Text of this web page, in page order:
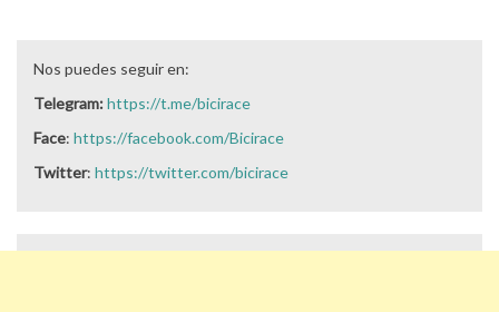
Nos puedes seguir en:
Telegram:https://t.me/bicirace
Face: https://facebook.com/Bicirace
Twitter: https://twitter.com/bicirace